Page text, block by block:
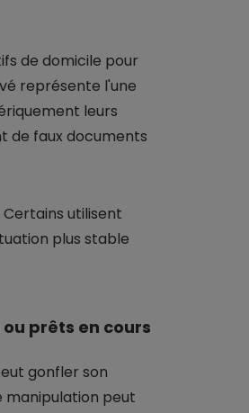
de domicile pour
représente l'une
leurs
de faux documents
Certains utilisent
plus stable
prêts en cours
gonfler son
manipulation peut